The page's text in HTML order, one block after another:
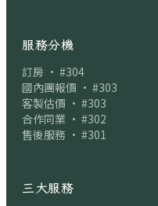
服務分機
訂房 · #304
國內團報價 · #303
客製估價 · #303
合作同業 · #302
售後服務 · #301
三大服務